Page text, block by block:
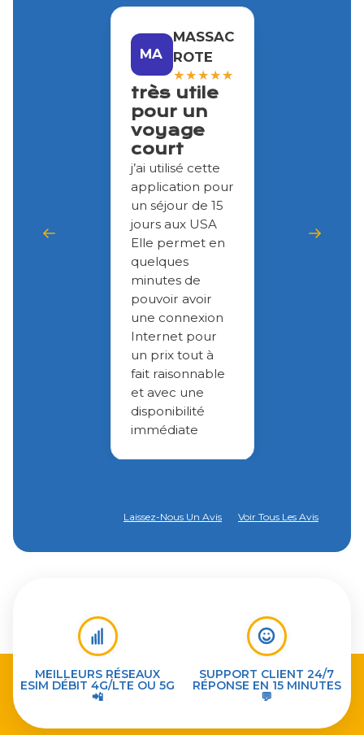
MA
MASSAC
ROTE
★★★★★
très utile
pour un
voyage
court
j’ai utilisé cette
application pour
un séjour de 15
jours aux USA
Elle permet en
quelques
minutes de
pouvoir avoir
une connexion
Internet pour
un prix tout à
fait raisonnable
et avec une
disponibilité
immédiate
Laissez-Nous Un Avis Voir Tous Les Avis
MEILLEURS RÉSEAUX
ESIM DÉBIT 4G/LTE OU 5G
📲
SUPPORT CLIENT 24/7
RÉPONSE EN 15 MINUTES
💬